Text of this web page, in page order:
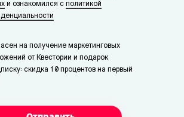
и ознакомился с политикой
на получение маркетинговых
от Квестории и подарок
скидка 10 процентов на первый